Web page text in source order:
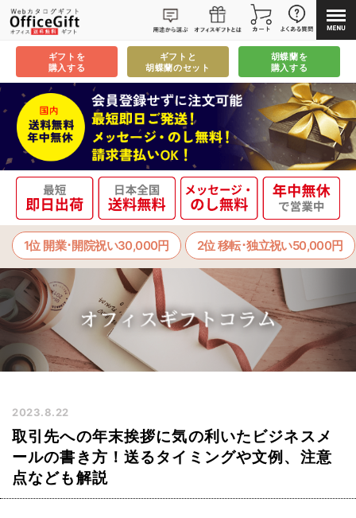
ギフトを
購入する
ギフトと
胡蝶蘭のセット
胡蝶蘭を
購入する
1位 開業･開院祝い30,000円 2位 移転･独立祝い50,000円
2023.8.22
取引先への年末挨拶に気の利いたビジネスメ
ールの書き方！送るタイミングや文例、注意
点なども解説